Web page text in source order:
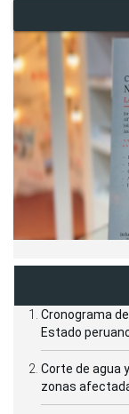
Cronograma
Estado
Corte de agua
zonas